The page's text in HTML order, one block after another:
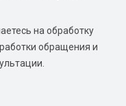
на обработку
обращения и